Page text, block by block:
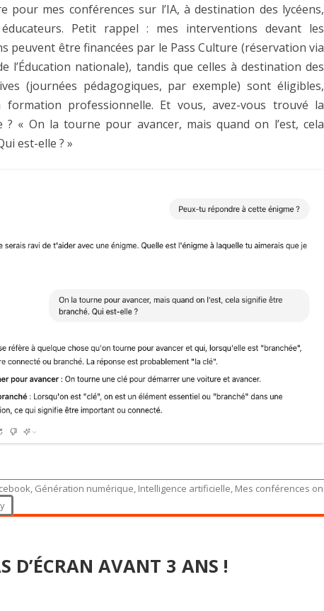
pour mes conférences sur l’IA, à destination des lycéens,
Petit rappel : mes interventions devant les
peuvent être financées par le Pass Culture (réservation via
l’Éducation nationale), tandis que celles à destination des
(journées pédagogiques, par exemple) sont éligibles,
professionnelle. Et vous, avez-vous trouvé la
« On la tourne pour avancer, mais quand on l’est, cela
est-elle ? »
Génération numérique Intelligence artificielle Mes conférences on
D’ÉCRAN AVANT 3 ANS !